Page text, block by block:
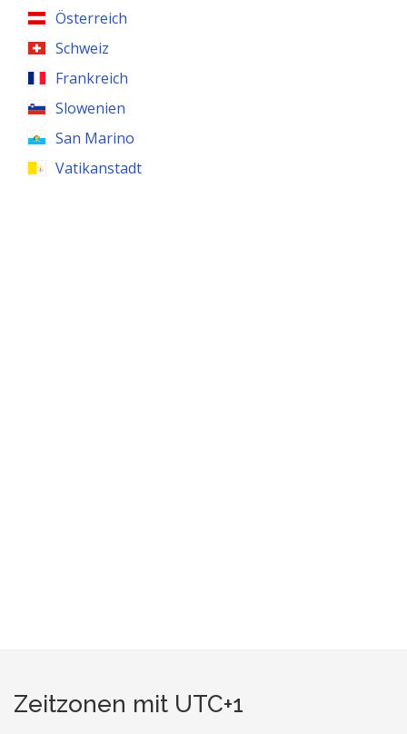
Österreich
Schweiz
Frankreich
Slowenien
San Marino
Vatikanstadt
Zeitzonen mit UTC+1